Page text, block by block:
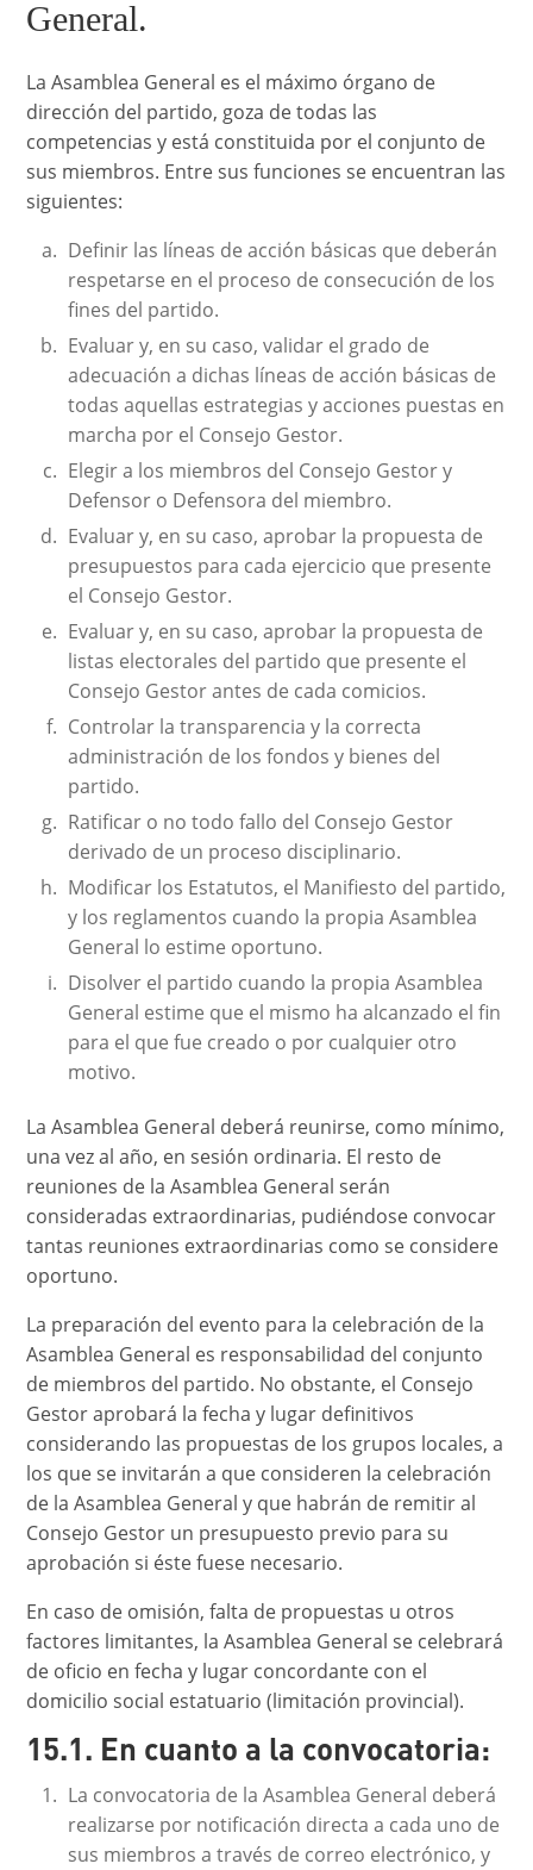
General.
La Asamblea General es el máximo órgano de
dirección del partido, goza de todas las
competencias y está constituida por el conjunto de
sus miembros. Entre sus funciones se encuentran las
siguientes:
Definir las líneas de acción básicas que deberán
respetarse en el proceso de consecución de los
fines del partido.
Evaluar y, en su caso, validar el grado de
adecuación a dichas líneas de acción básicas de
todas aquellas estrategias y acciones puestas en
marcha por el Consejo Gestor.
Elegir a los miembros del Consejo Gestor y
Defensor o Defensora del miembro.
Evaluar y, en su caso, aprobar la propuesta de
presupuestos para cada ejercicio que presente
el Consejo Gestor.
Evaluar y, en su caso, aprobar la propuesta de
listas electorales del partido que presente el
Consejo Gestor antes de cada comicios.
Controlar la transparencia y la correcta
administración de los fondos y bienes del
partido.
Ratificar o no todo fallo del Consejo Gestor
derivado de un proceso disciplinario.
Modificar los Estatutos, el Manifiesto del partido,
y los reglamentos cuando la propia Asamblea
General lo estime oportuno.
Disolver el partido cuando la propia Asamblea
General estime que el mismo ha alcanzado el fin
para el que fue creado o por cualquier otro
motivo.
La Asamblea General deberá reunirse, como mínimo,
una vez al año, en sesión ordinaria. El resto de
reuniones de la Asamblea General serán
consideradas extraordinarias, pudiéndose convocar
tantas reuniones extraordinarias como se considere
oportuno.
La preparación del evento para la celebración de la
Asamblea General es responsabilidad del conjunto
de miembros del partido. No obstante, el Consejo
Gestor aprobará la fecha y lugar definitivos
considerando las propuestas de los grupos locales, a
los que se invitarán a que consideren la celebración
de la Asamblea General y que habrán de remitir al
Consejo Gestor un presupuesto previo para su
aprobación si éste fuese necesario.
En caso de omisión, falta de propuestas u otros
factores limitantes, la Asamblea General se celebrará
de oficio en fecha y lugar concordante con el
domicilio social estatuario (limitación provincial).
15.1. En cuanto a la convocatoria:
La convocatoria de la Asamblea General deberá
realizarse por notificación directa a cada uno de
sus miembros a través de correo electrónico, y